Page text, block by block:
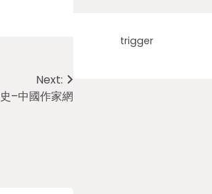
Next:
–中國作家網
trigger